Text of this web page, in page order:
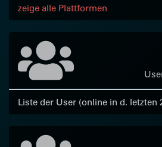
zeige alle Plattformen
Liste der User (online in d. letzten